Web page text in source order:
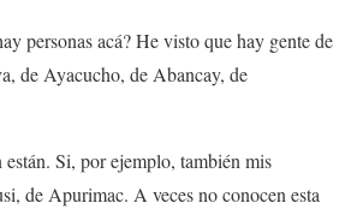
personas acá? He visto que hay gente de
de Ayacucho, de Abancay, de
están. Si, por ejemplo, también mis
de Apurimac. A veces no conocen esta